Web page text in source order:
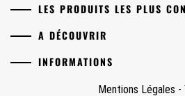
LES PRODUITS LES PLUS
A DÉCOUVRIR
INFORMATIONS
Mentions Légales -